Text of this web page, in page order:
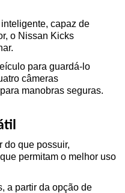
capaz de
o Nissan Kicks
para guardá-lo
câmeras
manobras seguras.
do que possuir,
permitam o melhor uso
a partir da opção de